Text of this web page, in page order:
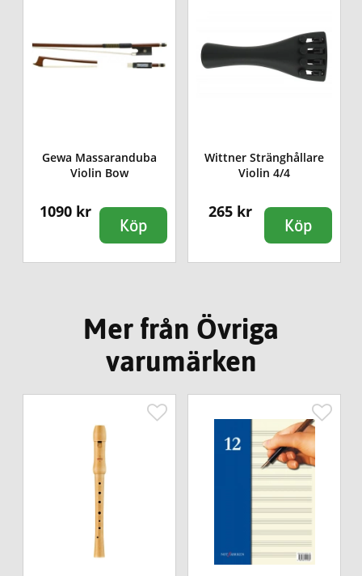
Gewa Massaranduba
Violin Bow
1090 kr
Köp
Wittner Stränghållare
Violin 4/4
265 kr
Köp
Mer från Övriga
varumärken